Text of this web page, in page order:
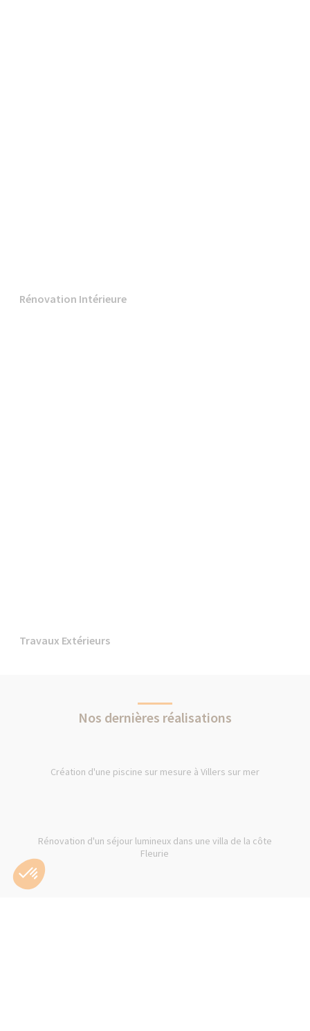
Rénovation Intérieure
Travaux Extérieurs
Nos dernières réalisations
Création d'une piscine sur mesure à Villers sur mer
Rénovation d'un séjour lumineux dans une villa de la côte
Fleurie